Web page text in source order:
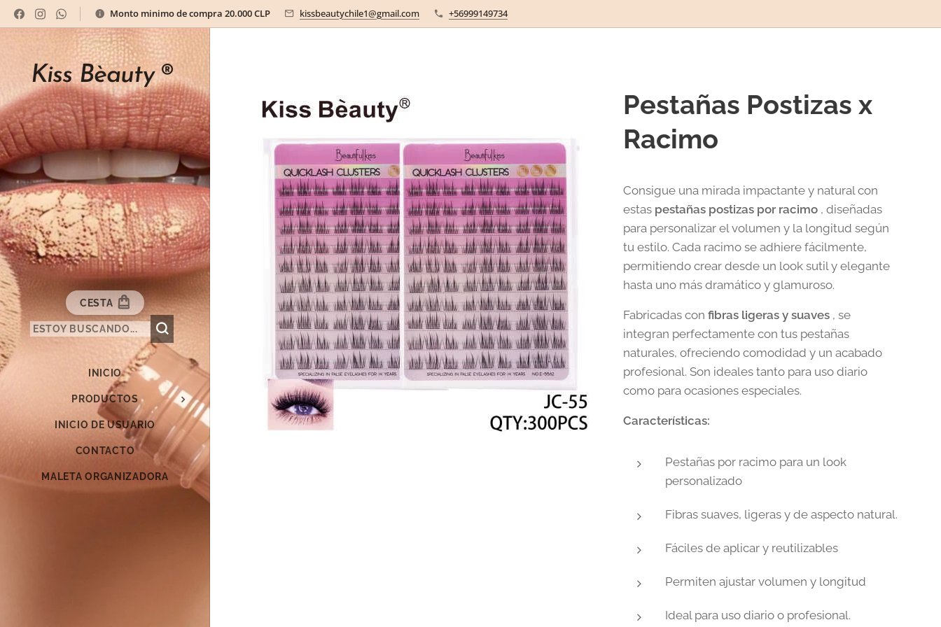
Monto minimo de compra 20.000 CLP kissbeautychile1@gmail.com +56999149734
Kiss Bèauty®
CESTA
INICIO
PRODUCTOS
INICIO DE USUARIO
CONTACTO
MALETA ORGANIZADORA
Pestañas Postizas x
Racimo
Consigue una mirada impactante y natural con
estas pestañas postizas por racimo , diseñadas
para personalizar el volumen y la longitud según
tu estilo. Cada racimo se adhiere fácilmente,
permitiendo crear desde un look sutil y elegante
hasta uno más dramático y glamuroso.
Fabricadas confibras ligeras y suaves , se
integran perfectamente con tus pestañas
naturales, ofreciendo comodidad y un acabado
profesional. Son ideales tanto para uso diario
como para ocasiones especiales.
Características:
Pestañas por racimo para un look
personalizado
Fibras suaves, ligeras y de aspecto natural.
Fáciles de aplicar y reutilizables
Permiten ajustar volumen y longitud
Ideal para uso diario o profesional.